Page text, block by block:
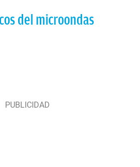
del microondas